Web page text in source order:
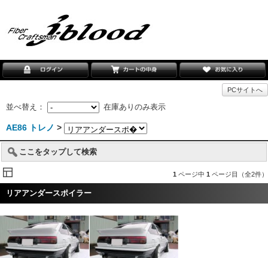
PCサイトへ
並べ替え： 在庫ありのみ表示
AE86 トレノ >
ここをタップして検索
1 ページ中 1 ページ目（全2件）
リアアンダースポイラー